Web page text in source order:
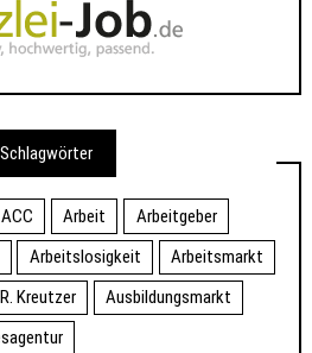
Schlagwörter
ACC Arbeit
Arbeitgeber
Arbeitslosigkeit
Arbeitsmarkt
Kreutzer
Ausbildungsmarkt